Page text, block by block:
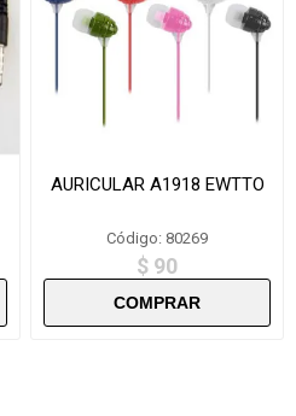
AURICULAR A1918 EWTTO
Código: 80269
$ 90